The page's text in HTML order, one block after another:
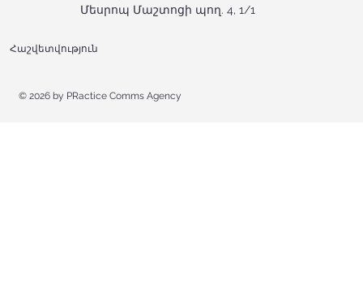
Մեսրոպ Մաշտոցի պող. 4, 1/1
Հաշվետվություն
© 2026 by PRactice Comms Agency